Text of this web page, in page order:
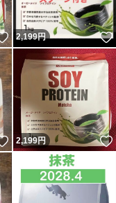
いいね！
2,199円
いいね！
2,199円